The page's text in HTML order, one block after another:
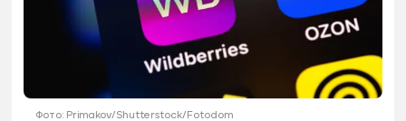
Фото: Primakov/Shutterstock/Fotodom